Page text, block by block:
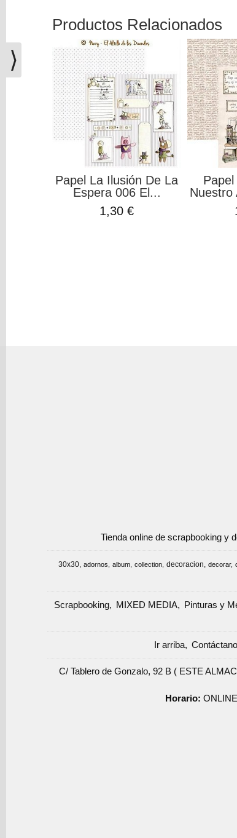
(0)
carrito
compra
está
vacío
Sociales
Instagram
Productos Relacionados
Papel La Ilusión De La
Espera 006 El...
1,30 €
Nuestro
Tienda online de scrapbooking y
30x30 adornos album collection decoracion decorar
Scrapbooking MIXED MEDIA Pinturas y
Ir arriba
C/ Tablero de Gonzalo, 92 B ( ESTE
Horario:
⟩